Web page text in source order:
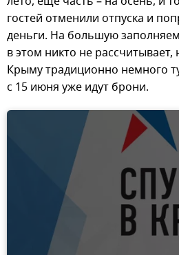
гостей отменили отпуска и
деньги. На большую
в этом никто не рассчитывает,
Крыму традиционно немного
с 15 июня уже идут брони.